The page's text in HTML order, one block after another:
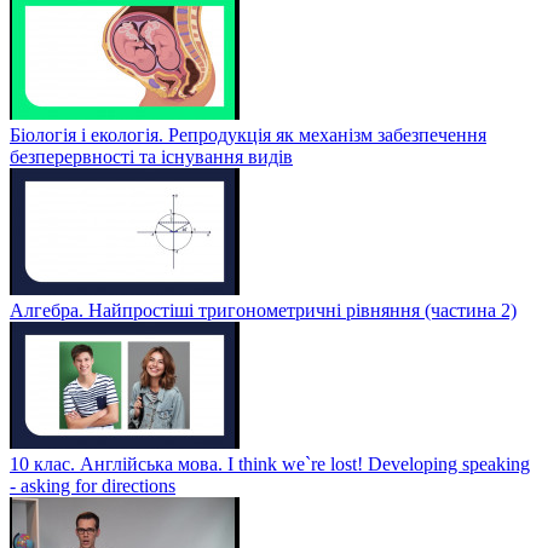
Біологія і екологія. Репродукція як механізм забезпечення
безперервності та існування видів
Алгебра. Найпростіші тригонометричні рівняння (частина 2)
10 клас. Англійська мова. I think we`re lost! Developing speaking
- asking for directions